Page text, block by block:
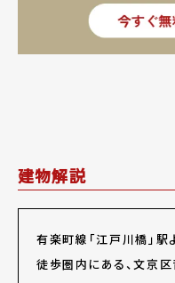
建物解説
有楽町線「江戸川橋」駅
徒歩圏内にある、文京